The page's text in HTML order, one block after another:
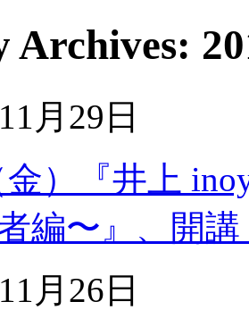
月29日
金）『井上
編〜』、開講
月26日